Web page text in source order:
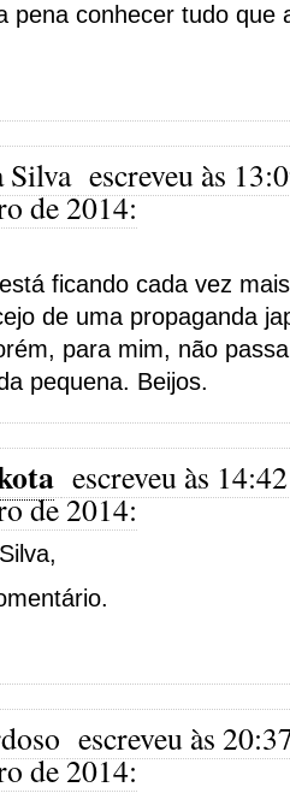
pena conhecer tudo que
Silva escreveu às
de 2014:
ficando cada vez
de uma propaganda
para mim, não
pequena. Beijos.
escreveu às
de 2014:
escreveu às
de 2014: